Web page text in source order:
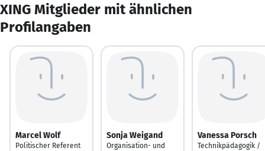
XING Mitglieder mit ähnlichen
Profilangaben
Marcel Wolf
Politischer Referent
Sonja Weigand
Organisation- und
Vanessa Porsch
Technikpädagogik /